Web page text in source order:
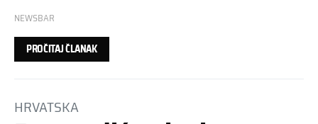
NEWSBAR
PROČITAJ ČLANAK
HRVATSKA